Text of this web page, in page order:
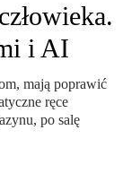
i AI
mają poprawić
ręce
po salę